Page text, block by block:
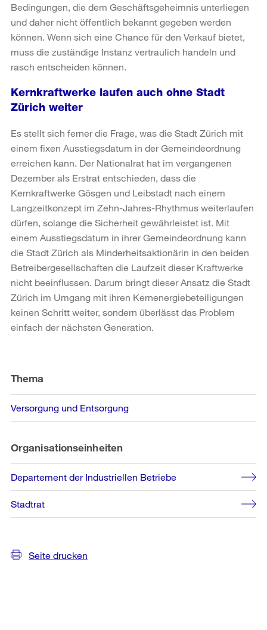
Bedingungen, die dem Geschäftsgeheimnis unterliegen
und daher nicht öffentlich bekannt gegeben werden
können. Wenn sich eine Chance für den Verkauf bietet,
muss die zuständige Instanz vertraulich handeln und
rasch entscheiden können.
Kernkraftwerke laufen auch ohne Stadt
Zürich weiter
Es stellt sich ferner die Frage, was die Stadt Zürich mit
einem fixen Ausstiegsdatum in der Gemeindeordnung
erreichen kann. Der Nationalrat hat im vergangenen
Dezember als Erstrat entschieden, dass die
Kernkraftwerke Gösgen und Leibstadt nach einem
Langzeitkonzept im Zehn-Jahres-Rhythmus weiterlaufen
dürfen, solange die Sicherheit gewährleistet ist. Mit
einem Ausstiegsdatum in ihrer Gemeindeordnung kann
die Stadt Zürich als Minderheitsaktionärin in den beiden
Betreibergesellschaften die Laufzeit dieser Kraftwerke
nicht beeinflussen. Darum bringt dieser Ansatz die Stadt
Zürich im Umgang mit ihren Kernenergiebeteiligungen
keinen Schritt weiter, sondern überlässt das Problem
einfach der nächsten Generation.
Informationen
Thema
Versorgung und Entsorgung
Organisationseinheiten
Departement der Industriellen Betriebe
Stadtrat
Seite drucken